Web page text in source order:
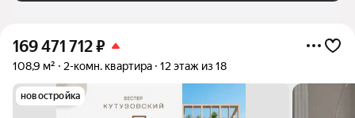
169 471 712₽
108,9 м² 2-комн. квартира 12 этаж из 18
новостройка